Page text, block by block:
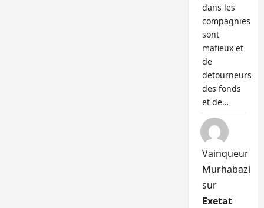
dans les
compagnies
sont
mafieux et
de
detourneurs
des fonds
et de…
Vainqueur
Murhabazi
sur
Exetat